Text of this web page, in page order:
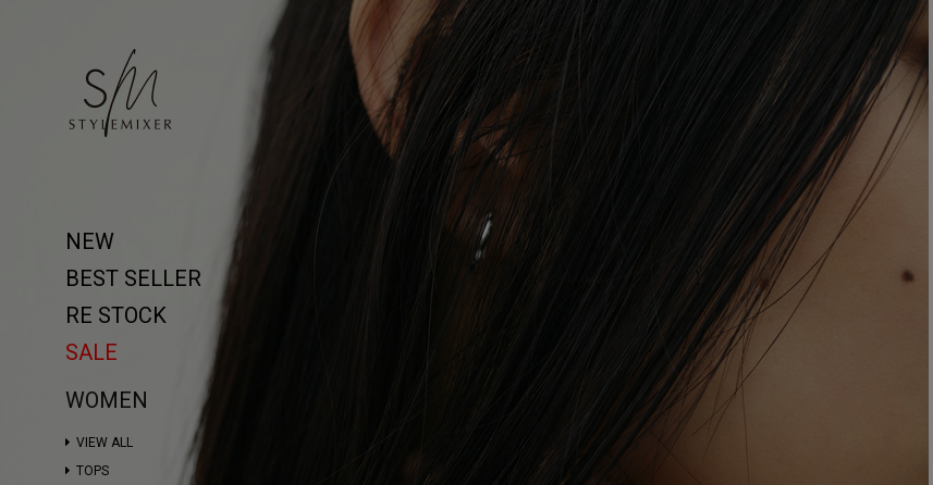
NEW
BEST SELLER
RE STOCK
SALE
WOMEN
VIEW ALL
TOPS